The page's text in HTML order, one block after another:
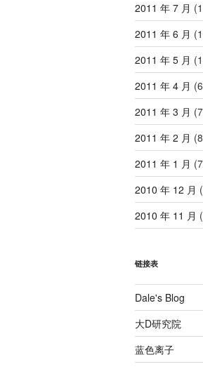
2011 年 7 月
2011 年 6 月
2011 年 5 月
2011 年 4 月
2011 年 3 月
2011 年 2 月
2011 年 1 月
2010 年 12 月
2010 年 11 月
链接表
Dale's Blog
大D研究院
蓝色离子